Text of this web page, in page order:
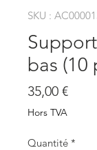
SKU :
bas (10
35,00 €Prix
Hors TVA
Quantité *